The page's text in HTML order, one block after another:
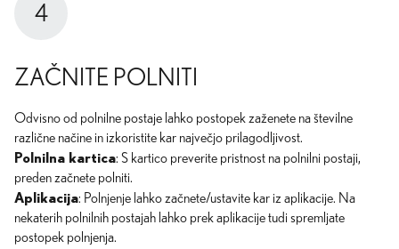
4
ZAČNITE POLNITI
Odvisno od polnilne postaje lahko postopek zaženete na številne
različne načine in izkoristite kar največjo prilagodljivost.
Polnilna kartica: S kartico preverite pristnost na polnilni postaji,
preden začnete polniti.
Aplikacija: Polnjenje lahko začnete/ustavite kar iz aplikacije. Na
nekaterih polnilnih postajah lahko prek aplikacije tudi spremljate
postopek polnjenja.